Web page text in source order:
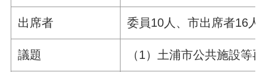
出席者 委員10人、市出席者16人
議題 （1）土浦市公共施設等